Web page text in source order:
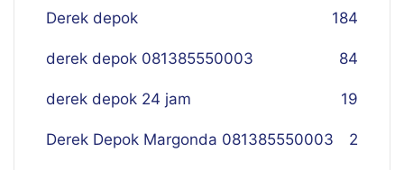
Derek depok 184
derek depok 081385550003 84
derek depok 24 jam 19
Derek Depok Margonda 081385550003 2